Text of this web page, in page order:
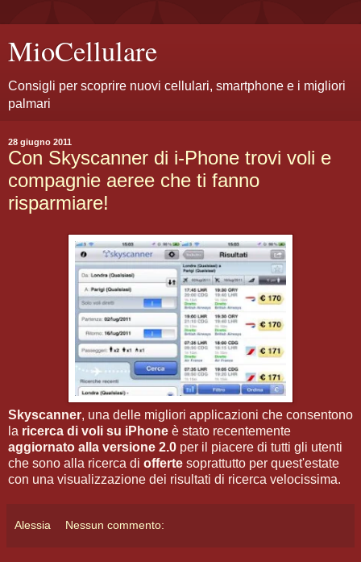
MioCellulare
Consigli per scoprire nuovi cellulari, smartphone e i migliori
palmari
28 giugno 2011
Con Skyscanner di i-Phone trovi voli e
compagnie aeree che ti fanno
risparmiare!
Skyscanner, una delle migliori applicazioni che consentono
la ricerca di voli su iPhone è stato recentemente
aggiornato alla versione 2.0 per il piacere di tutti gli utenti
che sono alla ricerca di offerte soprattutto per quest'estate
con una visualizzazione dei risultati di ricerca velocissima.
Alessia Nessun commento: